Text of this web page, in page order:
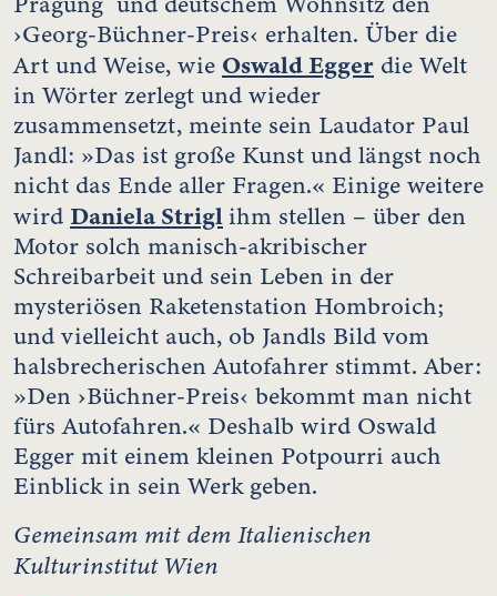
›Georg-Büchner-Preis‹ erhalten. Über die
Art und Weise, wie Oswald Egger die Welt
in Wörter zerlegt und wieder
zusammensetzt, meinte sein Laudator Paul
Jandl: »Das ist große Kunst und längst noch
nicht das Ende aller Fragen.« Einige weitere
wird Daniela Striglihm stellen – über den
Motor solch manisch-akribischer
Schreibarbeit und sein Leben in der
mysteriösen Raketenstation Hombroich;
und vielleicht auch, ob Jandls Bild vom
halsbrecherischen Autofahrer stimmt. Aber:
»Den ›Büchner-Preis‹ bekommt man nicht
fürs Autofahren.« Deshalb wird Oswald
Egger mit einem kleinen Potpourri auch
Einblick in sein Werk geben.
Gemeinsam mit dem Italienischen
Kulturinstitut Wien